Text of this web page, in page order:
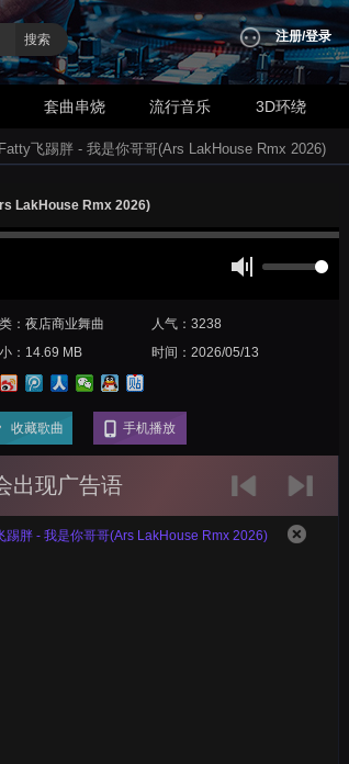
搜索 注册/登录
套曲串烧 流行音乐 3D环绕
飞踢胖 - 我是你哥哥(Ars LakHouse Rmx 2026)
LakHouse Rmx 2026)
：夜店商业舞曲
人气：3238
：14.69 MB
时间：2026/05/13
收藏歌曲 手机播放
出现广告语
踢胖 - 我是你哥哥(Ars LakHouse Rmx 2026)